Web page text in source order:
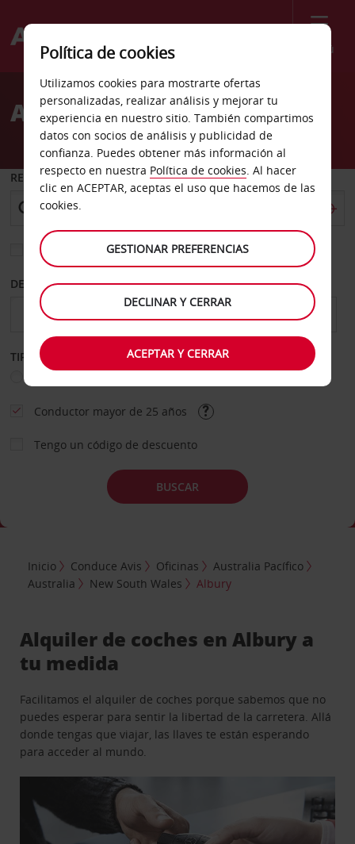
Menú
Welcome
AvisAlquiler de coches Albury
RECOGER EN
Elegir otra oficina de devolución
DESDE HASTA
TIPO DE ALQUILER
Conductor mayor de 25 años
Tengo un código de descuento
BUSCAR
Inicio Conduce Avis Oficinas
Australia Pacífico
Australia
New South Wales Albury
Alquiler de coches en Albury a
tu medida
Facilitamos el alquiler de coches porque sabemos que no
puedes esperar para sentir la libertad de la carretera. Allá
donde tengas que viajar, las llaves te están esperando
para acceder al mundo.
Política de cookies
Utilizamos cookies para mostrarte ofertas
personalizadas, realizar análisis y mejorar tu
experiencia en nuestro sitio. También compartimos
datos con socios de análisis y publicidad de
confianza. Puedes obtener más información al
respecto en nuestra Política de cookies. Al hacer
clic en ACEPTAR, aceptas el uso que hacemos de las
cookies.
GESTIONAR PREFERENCIAS
DECLINAR Y CERRAR
ACEPTAR Y CERRAR